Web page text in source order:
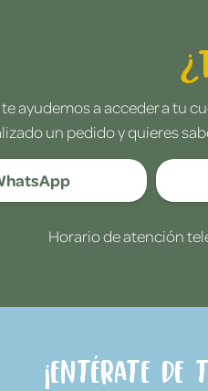
ayudemos a acceder a tu
un pedido y quieres
Horario de atención
¡Entérate de